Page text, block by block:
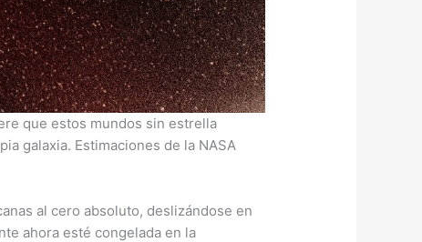
que estos mundos sin estrella
galaxia. Estimaciones de la NASA
al cero absoluto, deslizándose en
ahora esté congelada en la